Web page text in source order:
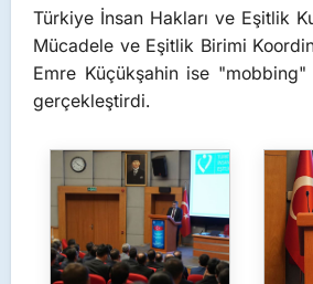
Türkiye İnsan Hakları ve Eşitlik
Mücadele ve Eşitlik Birimi
Emre Küçükşahin ise
gerçekleştirdi.